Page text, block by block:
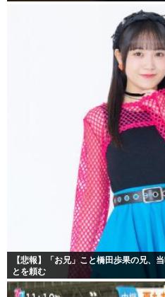
【悲報】「お兄」こと橋田歩果の兄、
とを頼む